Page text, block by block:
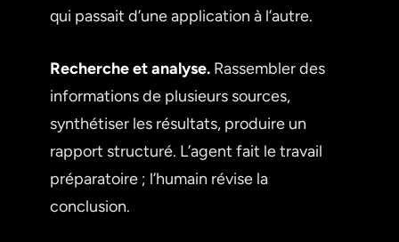
qui passait d’une application à l’autre.
Recherche et analyse. Rassembler des
informations de plusieurs sources,
synthétiser les résultats, produire un
rapport structuré. L’agent fait le travail
préparatoire ; l’humain révise la
conclusion.